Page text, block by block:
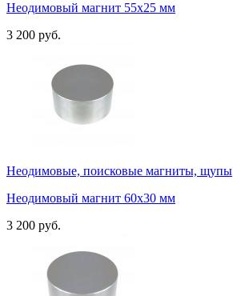
Неодимовый магнит 55х25 мм
3 200 руб.
Неодимовые, поисковые магниты, щупы
Неодимовый магнит 60х30 мм
3 200 руб.